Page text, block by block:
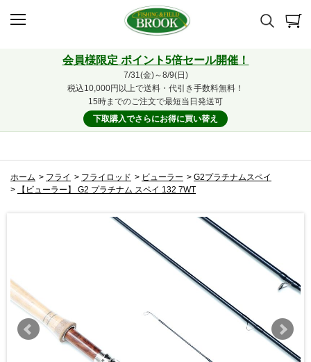
会員様限定 ポイント5倍セール開催！
7/31(金)～8/9(日)
税込10,000円以上で送料・代引き手数料無料！
15時までのご注文で最短当日発送可
下取購入でさらにお得に買い替え
ホーム > フライ > フライロッド > ビューラー > G2プラチナムスペイ
>
【ビューラー】 G2 プラチナム スペイ 132 7WT